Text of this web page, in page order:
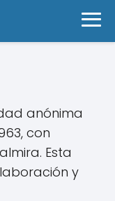
anónima
con
Esta
y